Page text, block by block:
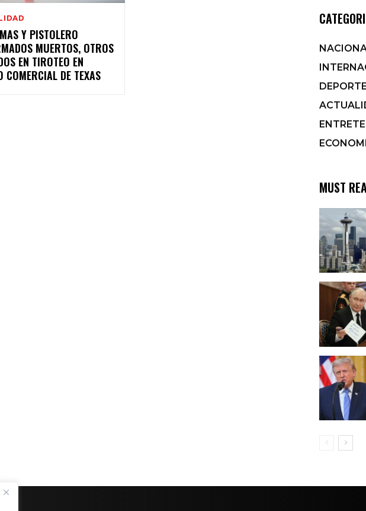
Y PISTOLERO
MUERTOS, OTROS
EN TIROTEO EN
COMERCIAL DE TEXAS
MUST